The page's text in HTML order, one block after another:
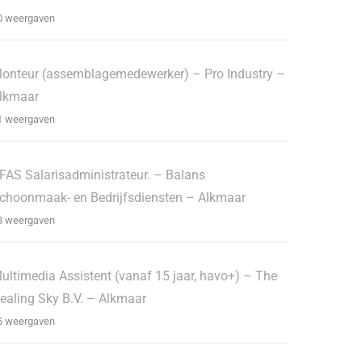
weergaven
(assemblagemedewerker) – Pro Industry –
weergaven
Salarisadministrateur. – Balans
en Bedrijfsdiensten – Alkmaar
weergaven
Assistent (vanaf 15 jaar, havo+) – The
Sky B.V. – Alkmaar
weergaven